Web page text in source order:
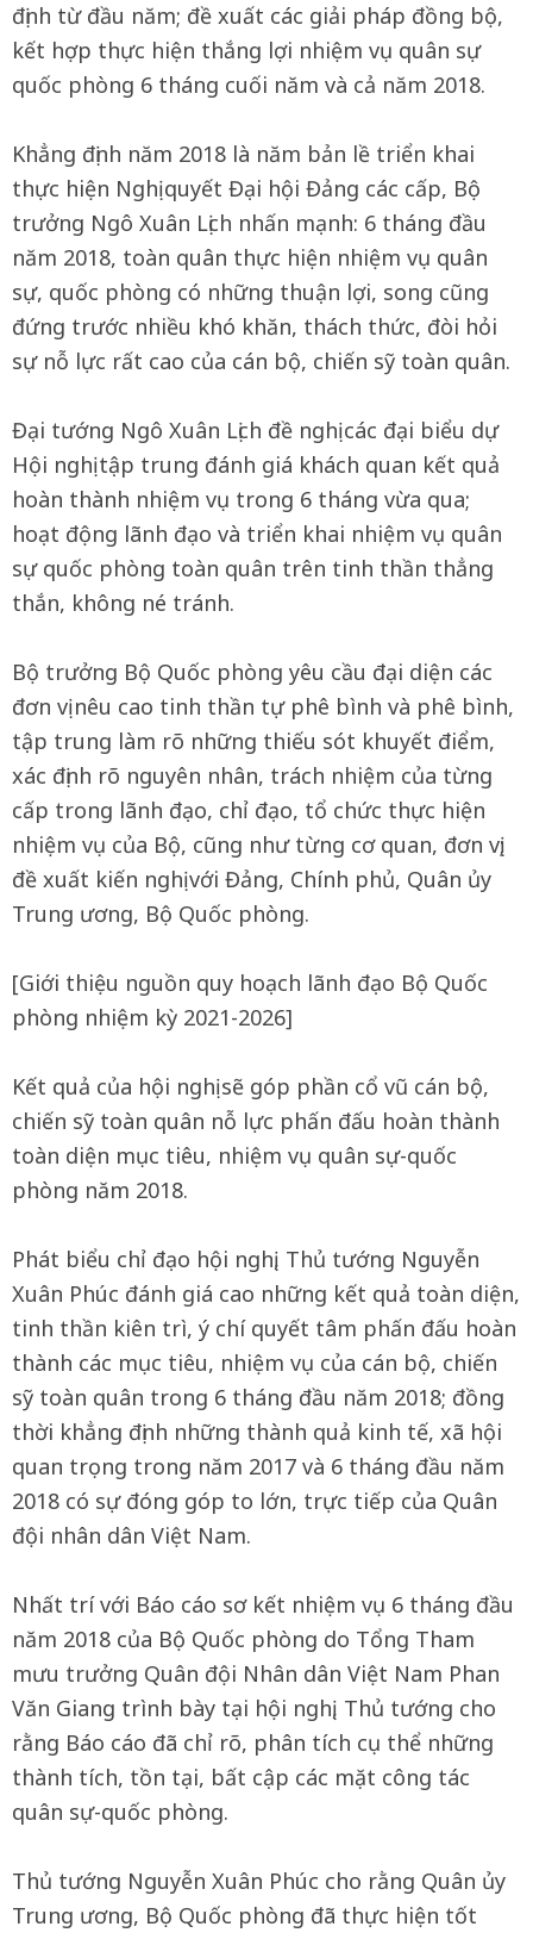
định từ đầu năm; đề xuất các giải pháp đồng bộ,
kết hợp thực hiện thắng lợi nhiệm vụ quân sự
quốc phòng 6 tháng cuối năm và cả năm 2018.
Khẳng định năm 2018 là năm bản lề triển khai
thực hiện Nghị quyết Đại hội Đảng các cấp, Bộ
trưởng Ngô Xuân Lịch nhấn mạnh: 6 tháng đầu
năm 2018, toàn quân thực hiện nhiệm vụ quân
sự, quốc phòng có những thuận lợi, song cũng
đứng trước nhiều khó khăn, thách thức, đòi hỏi
sự nỗ lực rất cao của cán bộ, chiến sỹ toàn quân.
Đại tướng Ngô Xuân Lịch đề nghị các đại biểu dự
Hội nghị tập trung đánh giá khách quan kết quả
hoàn thành nhiệm vụ trong 6 tháng vừa qua;
hoạt động lãnh đạo và triển khai nhiệm vụ quân
sự quốc phòng toàn quân trên tinh thần thẳng
thắn, không né tránh.
Bộ trưởng Bộ Quốc phòng yêu cầu đại diện các
đơn vị nêu cao tinh thần tự phê bình và phê bình,
tập trung làm rõ những thiếu sót khuyết điểm,
xác định rõ nguyên nhân, trách nhiệm của từng
cấp trong lãnh đạo, chỉ đạo, tổ chức thực hiện
nhiệm vụ của Bộ, cũng như từng cơ quan, đơn vị;
đề xuất kiến nghị với Đảng, Chính phủ, Quân ủy
Trung ương, Bộ Quốc phòng.
[Giới thiệu nguồn quy hoạch lãnh đạo Bộ Quốc
phòng nhiệm kỳ 2021-2026]
Kết quả của hội nghị sẽ góp phần cổ vũ cán bộ,
chiến sỹ toàn quân nỗ lực phấn đấu hoàn thành
toàn diện mục tiêu, nhiệm vụ quân sự-quốc
phòng năm 2018.
Phát biểu chỉ đạo hội nghị, Thủ tướng Nguyễn
Xuân Phúc đánh giá cao những kết quả toàn diện,
tinh thần kiên trì, ý chí quyết tâm phấn đấu hoàn
thành các mục tiêu, nhiệm vụ của cán bộ, chiến
sỹ toàn quân trong 6 tháng đầu năm 2018; đồng
thời khẳng định những thành quả kinh tế, xã hội
quan trọng trong năm 2017 và 6 tháng đầu năm
2018 có sự đóng góp to lớn, trực tiếp của Quân
đội nhân dân Việt Nam.
Nhất trí với Báo cáo sơ kết nhiệm vụ 6 tháng đầu
năm 2018 của Bộ Quốc phòng do Tổng Tham
mưu trưởng Quân đội Nhân dân Việt Nam Phan
Văn Giang trình bày tại hội nghị, Thủ tướng cho
rằng Báo cáo đã chỉ rõ, phân tích cụ thể những
thành tích, tồn tại, bất cập các mặt công tác
quân sự-quốc phòng.
Thủ tướng Nguyễn Xuân Phúc cho rằng Quân ủy
Trung ương, Bộ Quốc phòng đã thực hiện tốt